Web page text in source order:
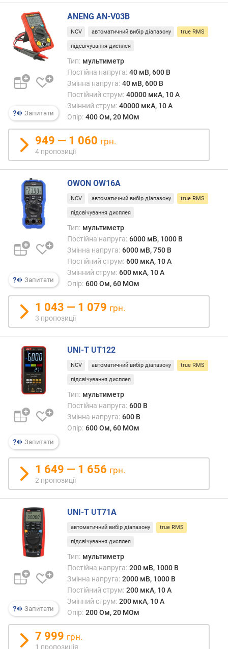
з
м
і
н
н
н
а
у
г
а
м
а
к
с
.
(
В
)
п
о
т
і
н
т
р
у
м
м
і
н
(
м
к
А
)
о
с
т
і
й
и
й
т
р
м
Запитати
ANENG AN-V03B
NCV автоматичний вибір діапазону true RMS
підсвічування дисплея
Тип: мультиметр
Постійна напруга: 40 мВ, 600 В
Змінна напруга: 40 мВ, 600 В
Постійний струм: 40000 мкА, 10 А
Змінний струм: 40000 мкА, 10 А
Опір: 400 Ом, 20 МОм
949 — 1 060 грн.
4 пропозиції
Запитати
OWON OW16A
NCV автоматичний вибір діапазону true RMS
підсвічування дисплея
Тип: мультиметр
Постійна напруга: 6000 мВ, 1000 В
Змінна напруга: 6000 мВ, 750 В
Постійний струм: 600 мкА, 10 А
Змінний струм: 600 мкА, 10 А
Опір: 600 Ом, 60 МОм
1 043 — 1 079 грн.
3 пропозиції
Запитати
UNI-T UT122
NCV автоматичний вибір діапазону true RMS
підсвічування дисплея
Тип: мультиметр
Постійна напруга: 600 В
Змінна напруга: 600 В
Опір: 600 Ом, 60 МОм
1 649 — 1 656 грн.
2 пропозиції
Запитати
UNI-T UT71A
автоматичний вибір діапазону true RMS
підсвічування дисплея
Тип: мультиметр
Постійна напруга: 200 мВ, 1000 В
Змінна напруга: 2000 мВ, 1000 В
Постійний струм: 200 мкА, 10 А
Змінний струм: 200 мкА, 10 А
Опір: 200 Ом, 20 МОм
7 999 грн.
1 пропозиція